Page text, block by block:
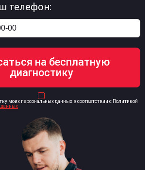
телефон:
моих персональных данных в соответствии с Политикой
данных